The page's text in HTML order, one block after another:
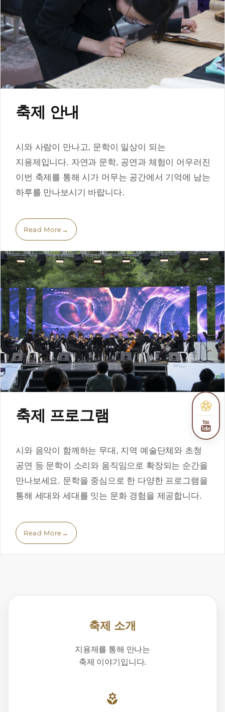
축제 안내
시와 사람이 만나고, 문학이 일상이 되는
지용제입니다. 자연과 문학, 공연과 체험이 어우러진
이번 축제를 통해 시가 머무는 공간에서 기억에 남는
하루를 만나보시기 바랍니다.
Read More→
축제 프로그램
시와 음악이 함께하는 무대, 지역 예술단체와 초청
공연 등 문학이 소리와 움직임으로 확장되는 순간을
만나보세요. 문학을 중심으로 한 다양한 프로그램을
통해 세대와 세대를 잇는 문화 경험을 제공합니다.
Read More→
축제 소개
지용제를 통해 만나는
축제 이야기입니다.